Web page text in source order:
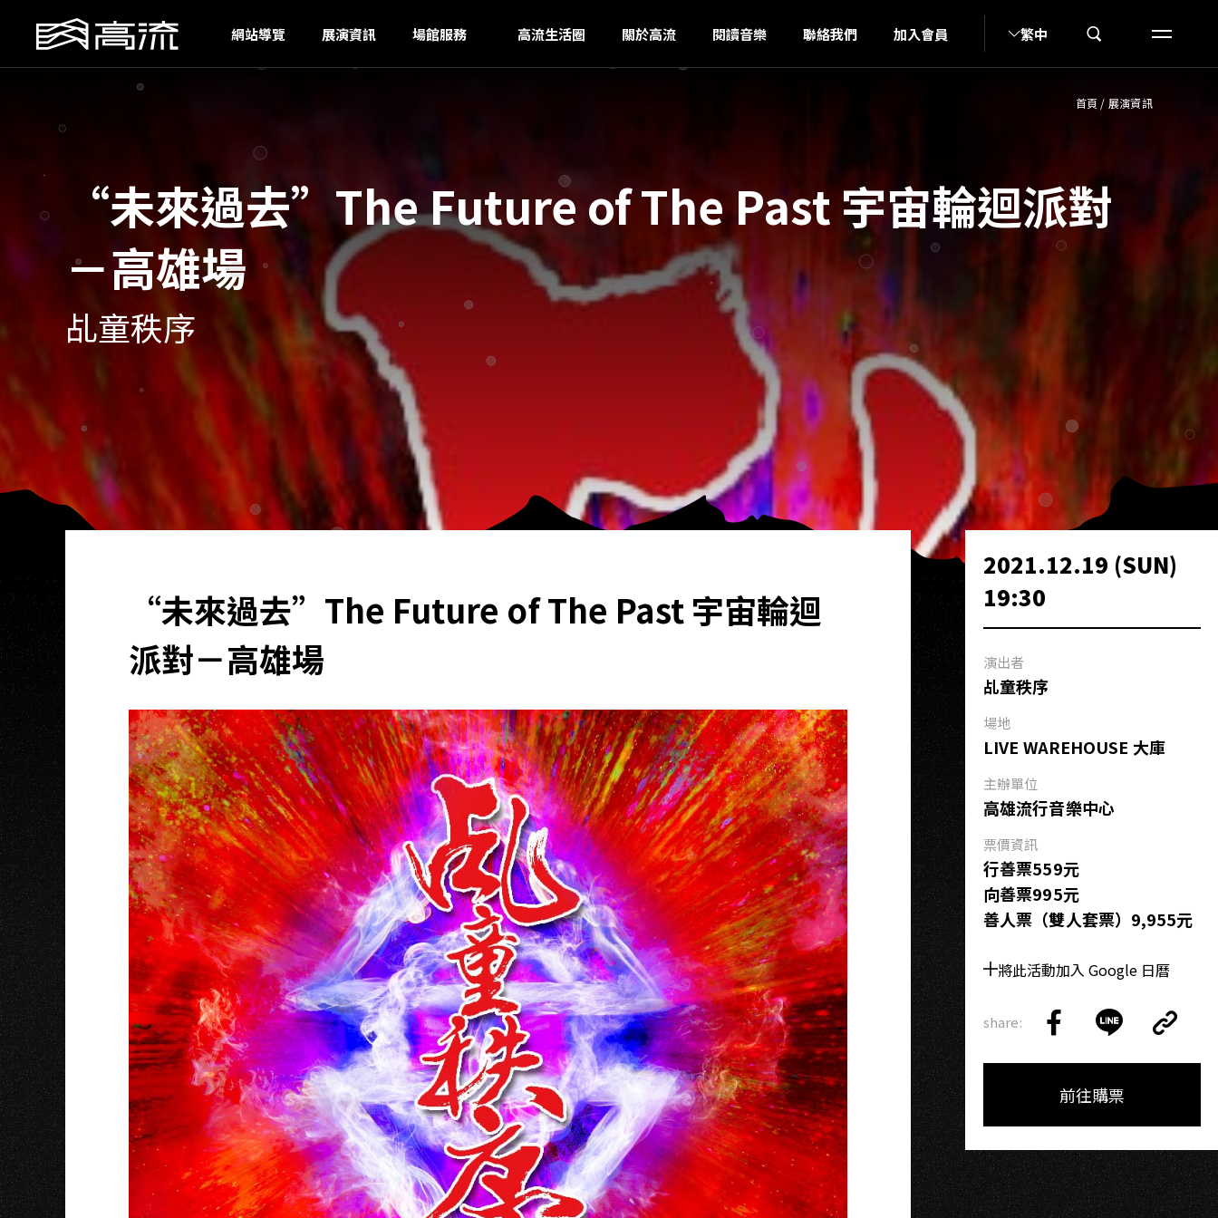
網站導覽 展演資訊 場館服務 高流生活圈 關於高流 閱讀音樂 聯絡我們 加入會員 繁中
首頁 / 展演資訊
“未來過去”The Future of The Past 宇宙輪迴派對
－高雄場
乩童秩序
“未來過去”The Future of The Past 宇宙輪迴
派對－高雄場
2021.12.19 (SUN)
19:30
演出者
乩童秩序
場地
LIVE WAREHOUSE 大庫
主辦單位
高雄流行音樂中心
票價資訊
行善票559元
向善票995元
善人票（雙人套票）9,955元
將此活動加入 Google 日曆
share:
on
Facebook
on
LINE
Link
Copy
前往購票